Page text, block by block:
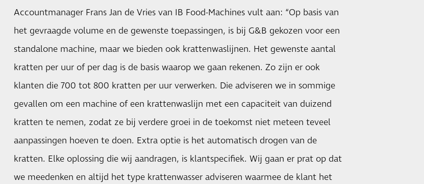
Accountmanager Frans Jan de Vries van IB Food-Machines vult aan: “Op basis van
het gevraagde volume en de gewenste toepassingen, is bij G&B gekozen voor een
standalone machine, maar we bieden ook krattenwaslijnen. Het gewenste aantal
kratten per uur of per dag is de basis waarop we gaan rekenen. Zo zijn er ook
klanten die 700 tot 800 kratten per uur verwerken. Die adviseren we in sommige
gevallen om een machine of een krattenwaslijn met een capaciteit van duizend
kratten te nemen, zodat ze bij verdere groei in de toekomst niet meteen teveel
aanpassingen hoeven te doen. Extra optie is het automatisch drogen van de
kratten. Elke oplossing die wij aandragen, is klantspecifiek. Wij gaan er prat op dat
we meedenken en altijd het type krattenwasser adviseren waarmee de klant het